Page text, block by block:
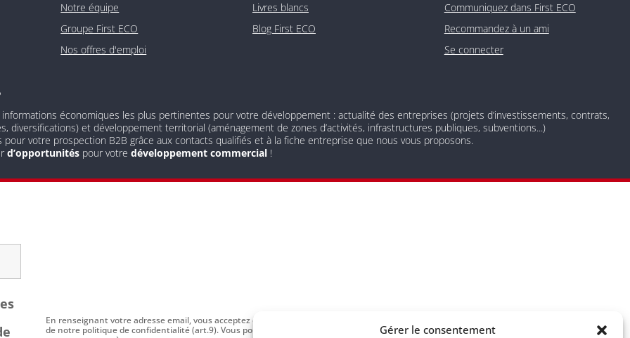
Gérer le consentement
Notre équipe
Groupe First ECO
Nos offres d'emploi
Livres blancs
Blog First ECO
Communiquez dans First ECO
Recommandez à un ami
Se connecter
économiques les plus pertinentes pour votre développement : actualité des entreprises (projets d’investissements, contrats,
diversifications) et développement territorial (aménagement de zones d’activités, infrastructures publiques, subventions...)
votre prospection B2B grâce aux contacts qualifiés et à la fiche entreprise que nous vous proposons.
d’opportunités pour votre développement commercial !
En renseignant votre adresse email, vous acceptez de recevoir par newsletter nos derniers articles de blog et prenez connaissance
de notre politique de confidentialité (art.9). Vous pouvez vous désinscrire à tout moment à l’aide des liens de désinscription ou en